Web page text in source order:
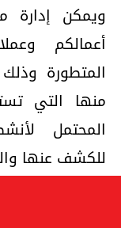
ويمكن إدارة
أعمالكم
المتطورة
منها التي
المحتمل
للكشف عنها